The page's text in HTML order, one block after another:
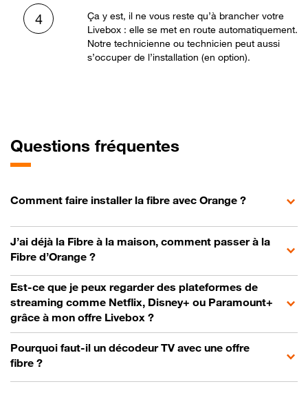
4
Ça y est, il ne vous reste qu’à brancher votre
Livebox : elle se met en route automatiquement.
Notre technicienne ou technicien peut aussi
s’occuper de l’installation (en option).
Questions fréquentes
Comment faire installer la fibre avec Orange ?
J’ai déjà la Fibre à la maison, comment passer à la
Fibre d’Orange ?
Est-ce que je peux regarder des plateformes de
streaming comme Netflix, Disney+ ou Paramount+
grâce à mon offre Livebox ?
Pourquoi faut-il un décodeur TV avec une offre
fibre ?